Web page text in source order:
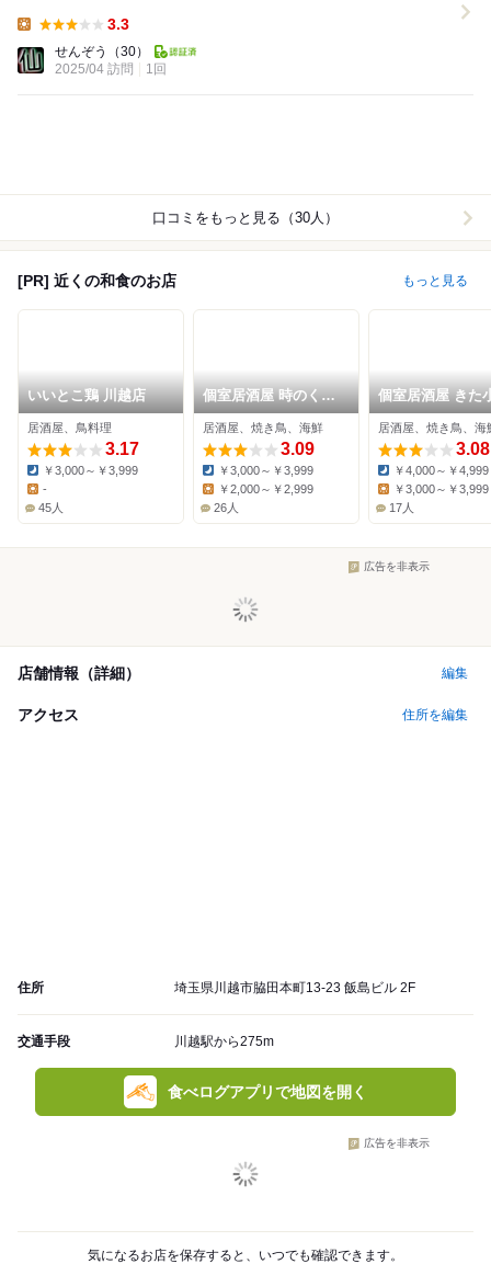
3.3
せんぞう
（30）
2025/04 訪問
1回
口コミをもっと見る（30人）
[PR] 近くの和食のお店 もっと見る
いいとこ鶏 川越店
居酒屋、鳥料理
3.17
Dinner:
￥3,000～￥3,999
Lunch:
-
45人
個室居酒屋 時のくら
川越店
居酒屋、焼き鳥、海鮮
3.09
Dinner:
￥3,000～￥3,999
Lunch:
￥2,000～￥2,999
26人
個室居酒屋 きた
居酒屋、焼き鳥、海
3.08
Dinner:
￥4,000～￥4,999
Lunch:
￥3,000～￥3,999
17人
広告を非表示
店舗情報（詳細） 編集
アクセス 住所を編集
住所 埼玉県川越市脇田本町13-23 飯島ビル 2F
交通手段 川越駅から275m
食べログアプリで地図を開く
広告を非表示
気になるお店を保存すると、いつでも確認できます。